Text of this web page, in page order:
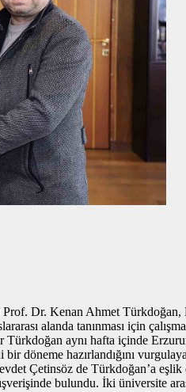
Dr. Kenan Ahmet Türkdoğan,
alanda tanınması için
Türkdoğan aynı hafta içinde
döneme hazırlandığını
Çetinsöz de Türkdoğan’a
bulundu. İki üniversite